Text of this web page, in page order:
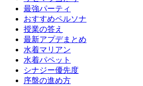
最強パーティ
おすすめペルソナ
授業の答え
最新アプデまとめ
水着マリアン
水着パペット
シナジー優先度
序盤の進め方